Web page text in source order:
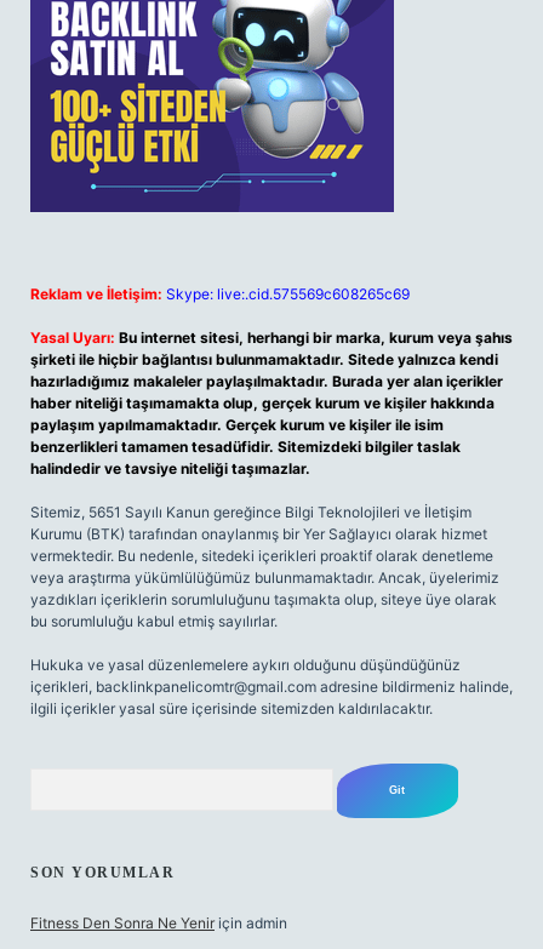
Reklam ve İletişim: Skype: live:.cid.575569c608265c69
Yasal Uyarı: Bu internet sitesi, herhangi bir marka, kurum veya şahıs
şirketi ile hiçbir bağlantısı bulunmamaktadır. Sitede yalnızca kendi
hazırladığımız makaleler paylaşılmaktadır. Burada yer alan içerikler
haber niteliği taşımamakta olup, gerçek kurum ve kişiler hakkında
paylaşım yapılmamaktadır. Gerçek kurum ve kişiler ile isim
benzerlikleri tamamen tesadüfidir. Sitemizdeki bilgiler taslak
halindedir ve tavsiye niteliği taşımazlar.
Sitemiz, 5651 Sayılı Kanun gereğince Bilgi Teknolojileri ve İletişim
Kurumu (BTK) tarafından onaylanmış bir Yer Sağlayıcı olarak hizmet
vermektedir. Bu nedenle, sitedeki içerikleri proaktif olarak denetleme
veya araştırma yükümlülüğümüz bulunmamaktadır. Ancak, üyelerimiz
yazdıkları içeriklerin sorumluluğunu taşımakta olup, siteye üye olarak
bu sorumluluğu kabul etmiş sayılırlar.
Hukuka ve yasal düzenlemelere aykırı olduğunu düşündüğünüz
içerikleri, backlinkpanelicomtr@gmail.com adresine bildirmeniz halinde,
ilgili içerikler yasal süre içerisinde sitemizden kaldırılacaktır.
SON YORUMLAR
Fitness Den Sonra Ne Yenir için admin